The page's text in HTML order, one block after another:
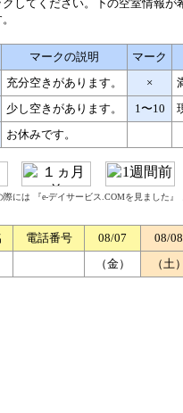
クしてください。下の空室情報が
マークの説明
マーク
充分空きがあります。 ×
少し空きがあります。 1〜10
お休みです。
には 『e-デイサービス.COMを見ました
電話番号 08/07
08/08
（金）
（土